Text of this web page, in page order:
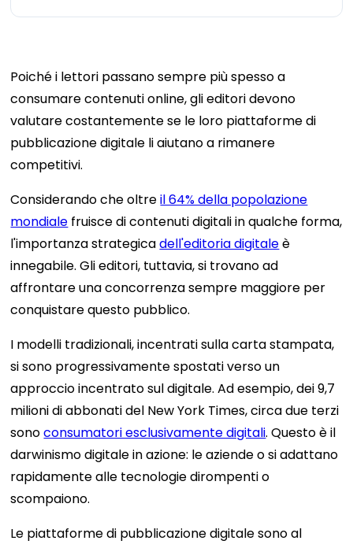
Poiché i lettori passano sempre più spesso a
consumare contenuti online, gli editori devono
valutare costantemente se le loro piattaforme di
pubblicazione digitale li aiutano a rimanere
competitivi.
Considerando che oltreil 64% della popolazione
mondiale fruisce di contenuti digitali in qualche forma,
l'importanza strategicadell'editoria digitaleè
innegabile. Gli editori, tuttavia, si trovano ad
affrontare una concorrenza sempre maggiore per
conquistare questo pubblico.
I modelli tradizionali, incentrati sulla carta stampata,
si sono progressivamente spostati verso un
approccio incentrato sul digitale. Ad esempio, dei 9,7
milioni di abbonati del New York Times, circa due terzi
sonoconsumatori esclusivamente digitali. Questo è il
darwinismo digitale in azione: le aziende o si adattano
rapidamente alle tecnologie dirompenti o
scompaiono.
Le piattaforme di pubblicazione digitale sono al